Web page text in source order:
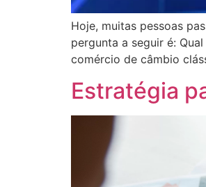
Hoje, muitas pessoas
pergunta a seguir é:
comércio de câmbio
Estratégia